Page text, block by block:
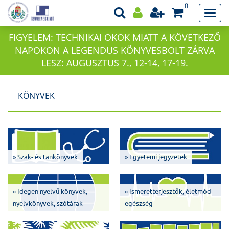
0
FIGYELEM: TECHNIKAI OKOK MIATT A KÖVETKEZŐ
NAPOKON A LEGENDUS KÖNYVESBOLT ZÁRVA
LESZ: AUGUSZTUS 7., 12-14, 17-19.
KÖNYVEK
» Szak- és tankönyvek » Egyetemi jegyzetek
» Idegen nyelvű könyvek,
nyelvkönyvek, szótárak
» Ismeretterjesztők, életmód-
egészség